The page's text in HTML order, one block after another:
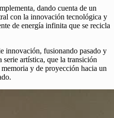
dando cuenta de un
con la innovación tecnológica y
de energía infinita que se recicla
innovación, fusionando pasado y
serie artística, que la transición
y de proyección hacia un